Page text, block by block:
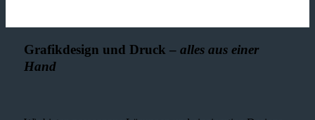
Grafikdesign und Druck – alles aus einer
Hand